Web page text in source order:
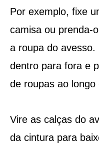
Por exemplo, fixe
camisa ou prenda-
a roupa do
dentro para fora e
de roupas ao
Vire as calças do
da cintura para